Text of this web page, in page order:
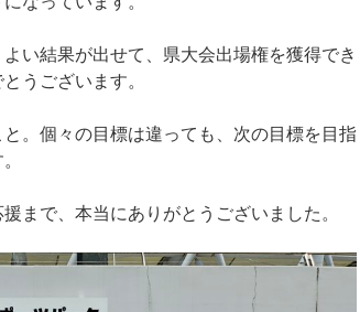
い結果が出せて、県大会出場権を獲得でき
うございます。
。個々の目標は違っても、次の目標を目指
まで、本当にありがとうございました。